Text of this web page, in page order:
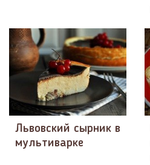
Львовский сырник в
мультиварке